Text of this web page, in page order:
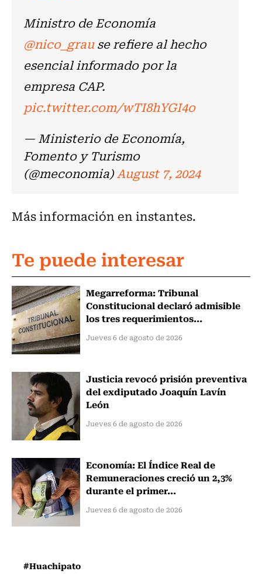
Ministro de Economía
@nico_grause refiere al hecho
esencial informado por la
empresa CAP.
pic.twitter.com/wTI8hYGI4o
— Ministerio de Economía,
Fomento y Turismo
(@meconomia)August 7, 2024
Más información en instantes.
Te puede interesar
Megarreforma: Tribunal
Constitucional declaró admisible
los tres requerimientos...
Jueves 6 de agosto de 2026
Justicia revocó prisión preventiva
del exdiputado Joaquín Lavín
León
Jueves 6 de agosto de 2026
Economía: El Índice Real de
Remuneraciones creció un 2,3%
durante el primer...
Jueves 6 de agosto de 2026
#Huachipato